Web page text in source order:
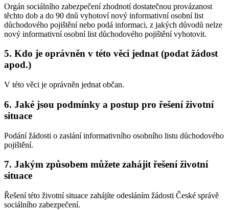
Orgán sociálního zabezpečení zhodnotí dostatečnou provázanost
těchto dob a do 90 dnů vyhotoví nový informativní osobní list
důchodového pojištění nebo podá informaci, z jakých důvodů nelze
nový informativní osobní list důchodového pojištění vyhotovit.
5. Kdo je oprávněn v této věci jednat (podat žádost
apod.)
V této věci je oprávněn jednat občan.
6. Jaké jsou podmínky a postup pro řešení životní
situace
Podání žádosti o zaslání informativního osobního listu důchodového
pojištění.
7. Jakým způsobem můžete zahájit řešení životní
situace
Řešení této životní situace zahájíte odesláním žádosti České správě
sociálního zabezpečení.